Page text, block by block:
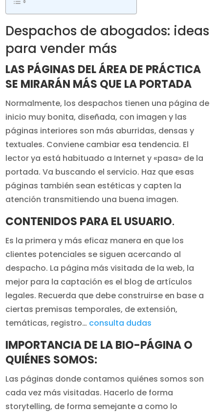
Despachos de abogados: ideas
para vender más
LAS PÁGINAS DEL ÁREA DE PRÁCTICA
SE MIRARÁN MÁS QUE LA PORTADA
Normalmente, los despachos tienen una página de
inicio muy bonita, diseñada, con imagen y las
páginas interiores son más aburridas, densas y
textuales. Conviene cambiar esa tendencia. El
lector ya está habituado a Internet y «pasa» de la
portada. Va buscando el servicio. Haz que esas
páginas también sean estéticas y capten la
atención transmitiendo una buena imagen.
CONTENIDOS PARA EL USUARIO.
Es la primera y más eficaz manera en que los
clientes potenciales se siguen acercando al
despacho. La página más visitada de la web, la
mejor para la captación es el blog de artículos
legales. Recuerda que debe construirse en base a
ciertas premisas temporales, de extensión,
temáticas, registro… consulta dudas
IMPORTANCIA DE LA BIO-PÁGINA O
QUIÉNES SOMOS:
Las páginas donde contamos quiénes somos son
cada vez más visitadas. Hacerlo de forma
storytelling, de forma semejante a como lo